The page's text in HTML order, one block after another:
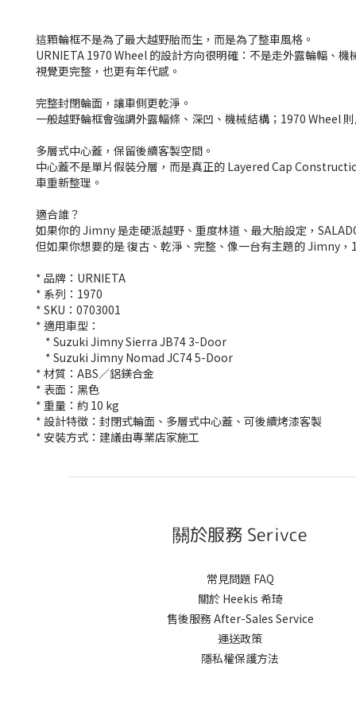
這顆輪框不是為了最大越野胎而生，而是為了整車風格。
URNIETA 1970 Wheel 的設計方向很明確：不是走外露輪輻、
視覺更完整，也更有年代感。
完整封閉輪面，讓車側更乾淨。
一般越野輪框會強調外露輻條、深凹、機械結構；1970 Wheel
多層式中心蓋，保留後續客製空間。
中心蓋不是單片假裝分層，而是真正的 Layered Cap
車重新整理。
適合誰？
如果你的 Jimny 是走硬派越野、重度林道、最大胎設定，
但如果你想要的是 復古、乾淨、完整、像一台有主題的 Jimny
* 品牌：URNIETA
* 系列：1970
* SKU：0703001
* 適用車型：
* Suzuki Jimny Sierra JB74 3-Door
* Suzuki Jimny Nomad JC74 5-Door
* 材質：ABS／鋁鎂合金
* 表面：黑色
* 重量：約 10 kg
* 設計特徵：封閉式輪面、多層式中心蓋、可後續烤漆客製
* 安裝方式：建議由專業店家施工
關於服務 Serivce
常見問題 FAQ
關於 Heekis 希琦
售後服務 After-Sales Service
運送政策
隱私權保護方法